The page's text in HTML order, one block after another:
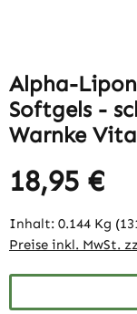
Alpha-
Softgels -
Warnke
18,95 €
Inhalt: 0.144 Kg
Preise inkl. MwSt.